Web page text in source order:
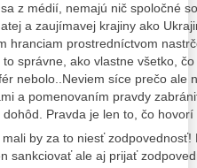
z médií, nemajú nič spoločné
a zaujímavej krajiny ako
hranciam prostredníctvom
správne, ako vlastne všetko,
nebolo..Neviem síce prečo ale
a pomenovaním pravdy
Pravda je len to, čo
by za to niesť
sankciovať ale aj prijať